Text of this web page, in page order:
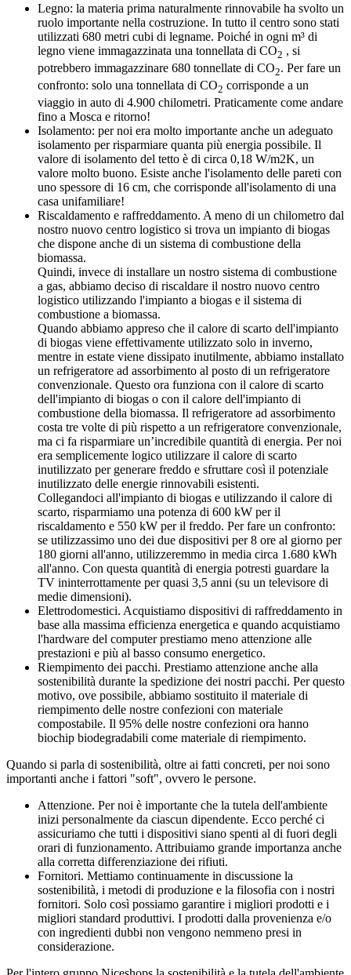
Legno: la materia prima naturalmente rinnovabile ha svolto un
ruolo importante nella costruzione. In tutto il centro sono stati
utilizzati 680 metri cubi di legname. Poiché in ogni m³ di
legno viene immagazzinata una tonnellata di CO2 , si
potrebbero immagazzinare 680 tonnellate di CO2. Per fare un
confronto: solo una tonnellata di CO2 corrisponde a un
viaggio in auto di 4.900 chilometri. Praticamente come andare
fino a Mosca e ritorno!
Isolamento: per noi era molto importante anche un adeguato
isolamento per risparmiare quanta più energia possibile. Il
valore di isolamento del tetto è di circa 0,18 W/m2K, un
valore molto buono. Esiste anche l'isolamento delle pareti con
uno spessore di 16 cm, che corrisponde all'isolamento di una
casa unifamiliare!
Riscaldamento e raffreddamento. A meno di un chilometro dal
nostro nuovo centro logistico si trova un impianto di biogas
che dispone anche di un sistema di combustione della
biomassa.
Quindi, invece di installare un nostro sistema di combustione
a gas, abbiamo deciso di riscaldare il nostro nuovo centro
logistico utilizzando l'impianto a biogas e il sistema di
combustione a biomassa.
Quando abbiamo appreso che il calore di scarto dell'impianto
di biogas viene effettivamente utilizzato solo in inverno,
mentre in estate viene dissipato inutilmente, abbiamo installato
un refrigeratore ad assorbimento al posto di un refrigeratore
convenzionale. Questo ora funziona con il calore di scarto
dell'impianto di biogas o con il calore dell'impianto di
combustione della biomassa. Il refrigeratore ad assorbimento
costa tre volte di più rispetto a un refrigeratore convenzionale,
ma ci fa risparmiare un’incredibile quantità di energia. Per noi
era semplicemente logico utilizzare il calore di scarto
inutilizzato per generare freddo e sfruttare così il potenziale
inutilizzato delle energie rinnovabili esistenti.
Collegandoci all'impianto di biogas e utilizzando il calore di
scarto, risparmiamo una potenza di 600 kW per il
riscaldamento e 550 kW per il freddo. Per fare un confronto:
se utilizzassimo uno dei due dispositivi per 8 ore al giorno per
180 giorni all'anno, utilizzeremmo in media circa 1.680 kWh
all'anno. Con questa quantità di energia potresti guardare la
TV ininterrottamente per quasi 3,5 anni (su un televisore di
medie dimensioni).
Elettrodomestici. Acquistiamo dispositivi di raffreddamento in
base alla massima efficienza energetica e quando acquistiamo
l'hardware del computer prestiamo meno attenzione alle
prestazioni e più al basso consumo energetico.
Riempimento dei pacchi. Prestiamo attenzione anche alla
sostenibilità durante la spedizione dei nostri pacchi. Per questo
motivo, ove possibile, abbiamo sostituito il materiale di
riempimento delle nostre confezioni con materiale
compostabile. Il 95% delle nostre confezioni ora hanno
biochip biodegradabili come materiale di riempimento.
Quando si parla di sostenibilità, oltre ai fatti concreti, per noi sono
importanti anche i fattori "soft", ovvero le persone.
Attenzione. Per noi è importante che la tutela dell'ambiente
inizi personalmente da ciascun dipendente. Ecco perché ci
assicuriamo che tutti i dispositivi siano spenti al di fuori degli
orari di funzionamento. Attribuiamo grande importanza anche
alla corretta differenziazione dei rifiuti.
Fornitori. Mettiamo continuamente in discussione la
sostenibilità, i metodi di produzione e la filosofia con i nostri
fornitori. Solo così possiamo garantire i migliori prodotti e i
migliori standard produttivi. I prodotti dalla provenienza e/o
con ingredienti dubbi non vengono nemmeno presi in
considerazione.